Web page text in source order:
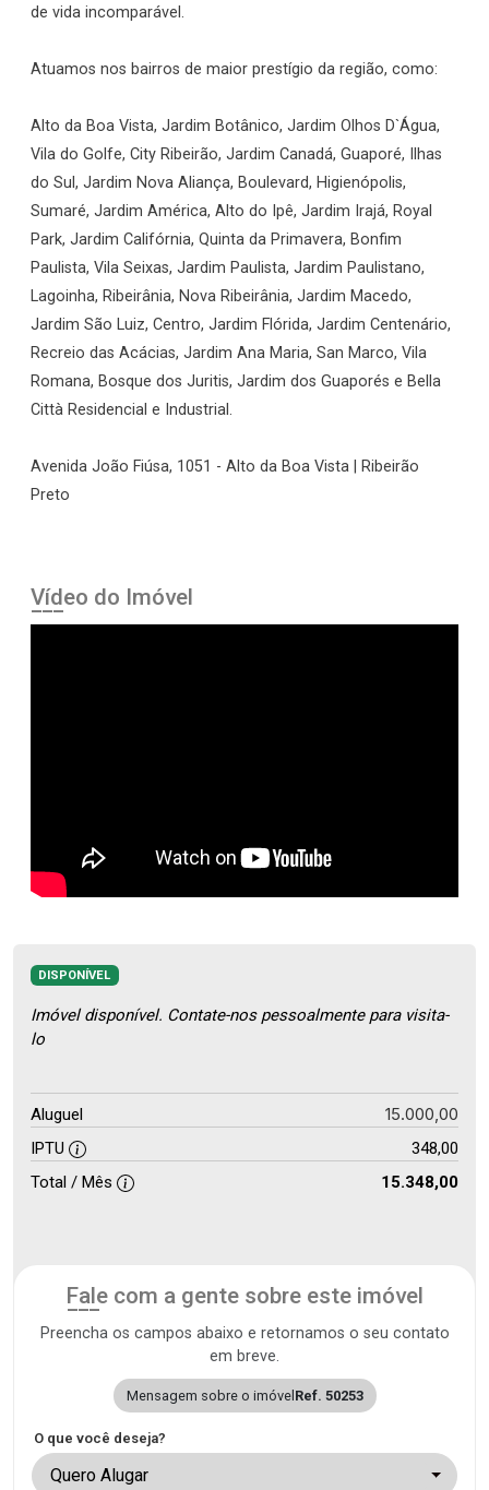
de vida incomparável.
Atuamos nos bairros de maior prestígio da região, como:
Alto da Boa Vista, Jardim Botânico, Jardim Olhos D`Água,
Vila do Golfe, City Ribeirão, Jardim Canadá, Guaporé, Ilhas
do Sul, Jardim Nova Aliança, Boulevard, Higienópolis,
Sumaré, Jardim América, Alto do Ipê, Jardim Irajá, Royal
Park, Jardim Califórnia, Quinta da Primavera, Bonfim
Paulista, Vila Seixas, Jardim Paulista, Jardim Paulistano,
Lagoinha, Ribeirânia, Nova Ribeirânia, Jardim Macedo,
Jardim São Luiz, Centro, Jardim Flórida, Jardim Centenário,
Recreio das Acácias, Jardim Ana Maria, San Marco, Vila
Romana, Bosque dos Juritis, Jardim dos Guaporés e Bella
Città Residencial e Industrial.
Avenida João Fiúsa, 1051 - Alto da Boa Vista | Ribeirão
Preto
Vídeo do Imóvel
DISPONÍVEL
Imóvel disponível. Contate-nos pessoalmente para visita-
lo
Aluguel 15.000,00
IPTU
348,00
Total / Mês
15.348,00
Fale com a gente sobre este imóvel
Preencha os campos abaixo e retornamos o seu contato
em breve.
Mensagem sobre o imóvel Ref. 50253
O que você deseja?
Quero Alugar